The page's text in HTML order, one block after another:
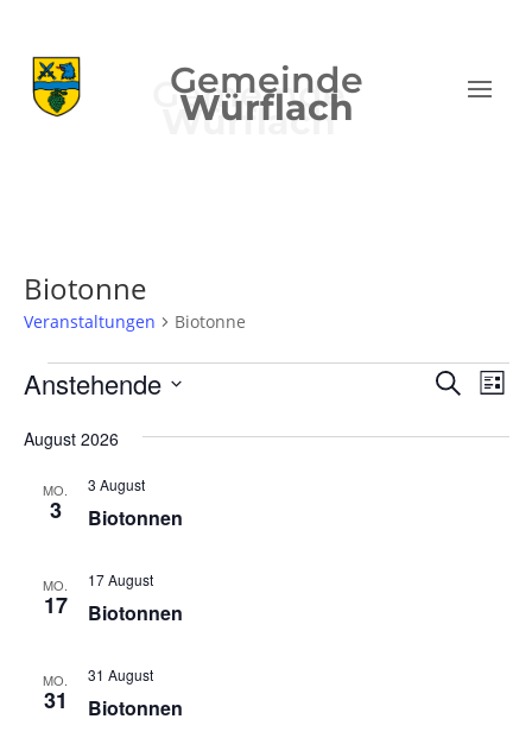
Gemeinde
Würflach
Biotonne
Veranstaltungen Biotonne
Veranstaltungen
und
SucheListe
Anstehende
wählen.
August 2026
MO.
3 Biotonnen
3 August
MO.
17 Biotonnen
17 August
MO.
31 Biotonnen
31 August